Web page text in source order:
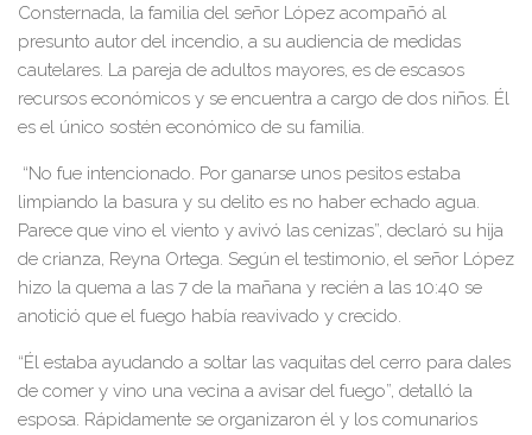
Consternada, la familia del señor López acompañó al
presunto autor del incendio, a su audiencia de medidas
cautelares. La pareja de adultos mayores, es de escasos
recursos económicos y se encuentra a cargo de dos niños. Él
es el único sostén económico de su familia.
“No fue intencionado. Por ganarse unos pesitos estaba
limpiando la basura y su delito es no haber echado agua.
Parece que vino el viento y avivó las cenizas”, declaró su hija
de crianza, Reyna Ortega. Según el testimonio, el señor López
hizo la quema a las 7 de la mañana y recién a las 10:40 se
anotició que el fuego había reavivado y crecido.
“Él estaba ayudando a soltar las vaquitas del cerro para dales
de comer y vino una vecina a avisar del fuego”, detalló la
esposa. Rápidamente se organizaron él y los comunarios